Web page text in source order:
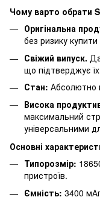
Чому варто обрати
Оригінальна
без ризику купити
Свіжий випуск.
що підтверджує
Стан: Абсолютно
Висока
максимальний
універсальними
Основні
Типорозмір:
пристроїв.
Ємність: 3400